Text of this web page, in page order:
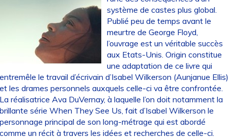
système de castes plus global.
Publié peu de temps avant le
meurtre de George Floyd,
l’ouvrage est un véritable succès
aux Etats-Unis. Origin constitue
une adaptation de ce livre qui
le travail d’écrivain d’Isabel Wilkerson (Aunjanue Ellis)
les drames personnels auxquels celle-ci va être confrontée.
réalisatrice Ava DuVernay, à laquelle l’on doit notamment la
série When They See Us, fait d’Isabel Wilkerson le
principal de son long-métrage qui est abordé
un récit à travers les idées et recherches de celle-ci.